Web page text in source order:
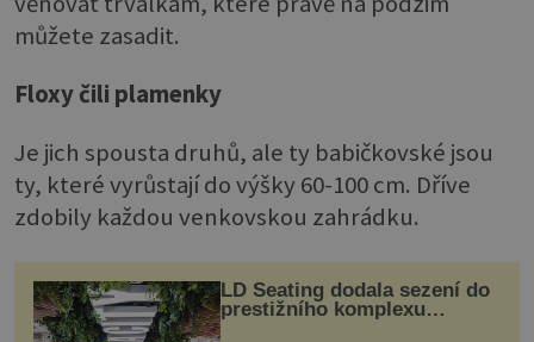
můžete zasadit.
Floxy čili plamenky
Je jich spousta druhů, ale ty babičkovské jsou
ty, které vyrůstají do výšky 60-­100 cm. Dříve
zdobily každou venkovskou zahrádku.
LD Seating dodala sezení do
prestižního komplexu
MediaCityUK v Salfordu